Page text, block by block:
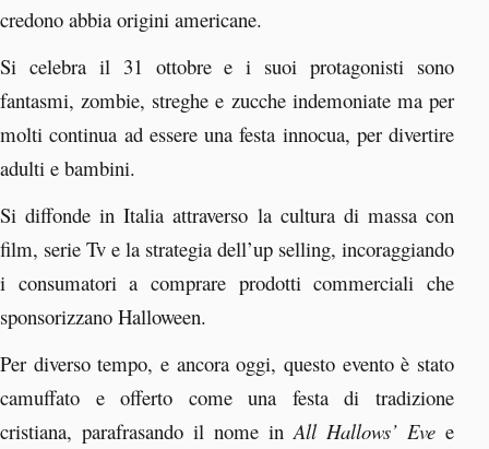
credono abbia origini americane.
Si celebra il 31 ottobre e i suoi protagonisti sono
fantasmi, zombie, streghe e zucche indemoniate ma per
molti continua ad essere una festa innocua, per divertire
adulti e bambini.
Si diffonde in Italia attraverso la cultura di massa con
film, serie Tv e la strategia dell’up selling, incoraggiando
i consumatori a comprare prodotti commerciali che
sponsorizzano Halloween.
Per diverso tempo, e ancora oggi, questo evento è stato
camuffato e offerto come una festa di tradizione
cristiana, parafrasando il nome in All Hallows’ Eve e